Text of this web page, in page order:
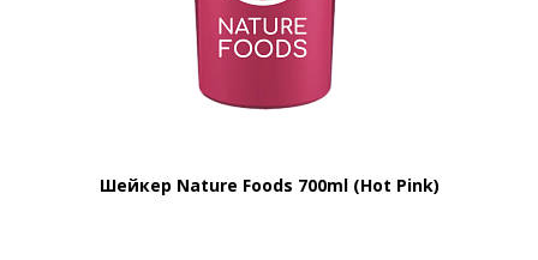
Шейкер Nature Foods 700ml (Hot Pink)